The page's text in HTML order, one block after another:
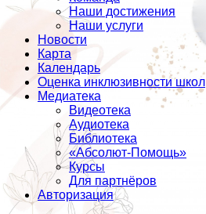
Наши достижения
Наши услуги
Новости
Карта
Календарь
Оценка инклюзивности школ
Медиатека
Видеотека
Аудиотека
Библиотека
«Абсолют-Помощь»
Курсы
Для партнёров
Авторизация